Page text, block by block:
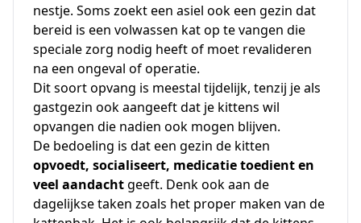
nestje. Soms zoekt een asiel ook een gezin dat
bereid is een volwassen kat op te vangen die
speciale zorg nodig heeft of moet revalideren
na een ongeval of operatie.
Dit soort opvang is meestal tijdelijk, tenzij je als
gastgezin ook aangeeft dat je kittens wil
opvangen die nadien ook mogen blijven.
De bedoeling is dat een gezin de kitten
opvoedt, socialiseert, medicatie toedient en
veel aandachtgeeft. Denk ook aan de
dagelijkse taken zoals het proper maken van de